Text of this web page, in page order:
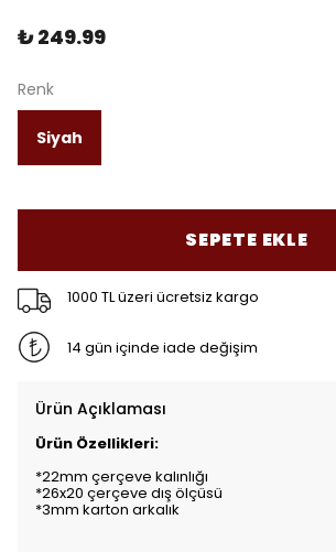
₺ 249.99
Renk
Siyah
SEPETE EKLE
1000 TL üzeri ücretsiz kargo
14 gün içinde iade değişim
Ürün Açıklaması
Ürün Özellikleri:
*22mm çerçeve kalınlığı
*26x20 çerçeve dış ölçüsü
*3mm karton arkalık